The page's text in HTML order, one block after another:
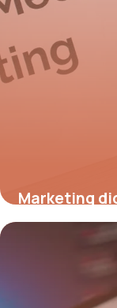
Marketing
7 juillet 2026